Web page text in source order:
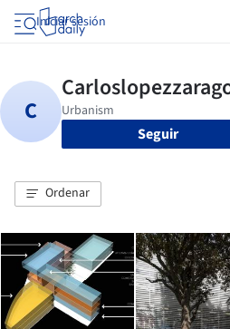
Iniciar sesión
Seguir
Ordenar